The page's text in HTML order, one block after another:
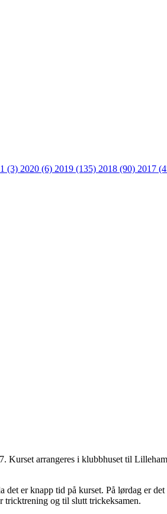
(3) 2020 (6) 2019 (135) 2018 (90) 2017
arrangeres i klubbhuset til
det er knapp tid på kurset. På lørdag er
tricktrening og til slutt trickeksamen.